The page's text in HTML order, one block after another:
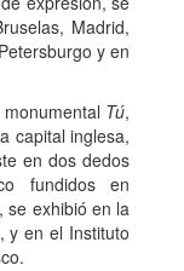
Madrid,
y en
Tú,
capital inglesa,
en dos dedos
fundidos en
se exhibió en la
y en el Instituto